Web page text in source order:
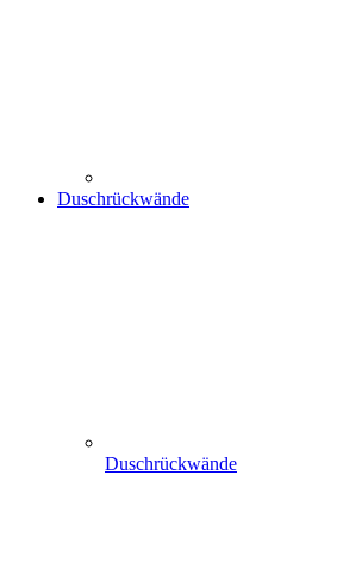
Duschrückwände
Duschrückwände